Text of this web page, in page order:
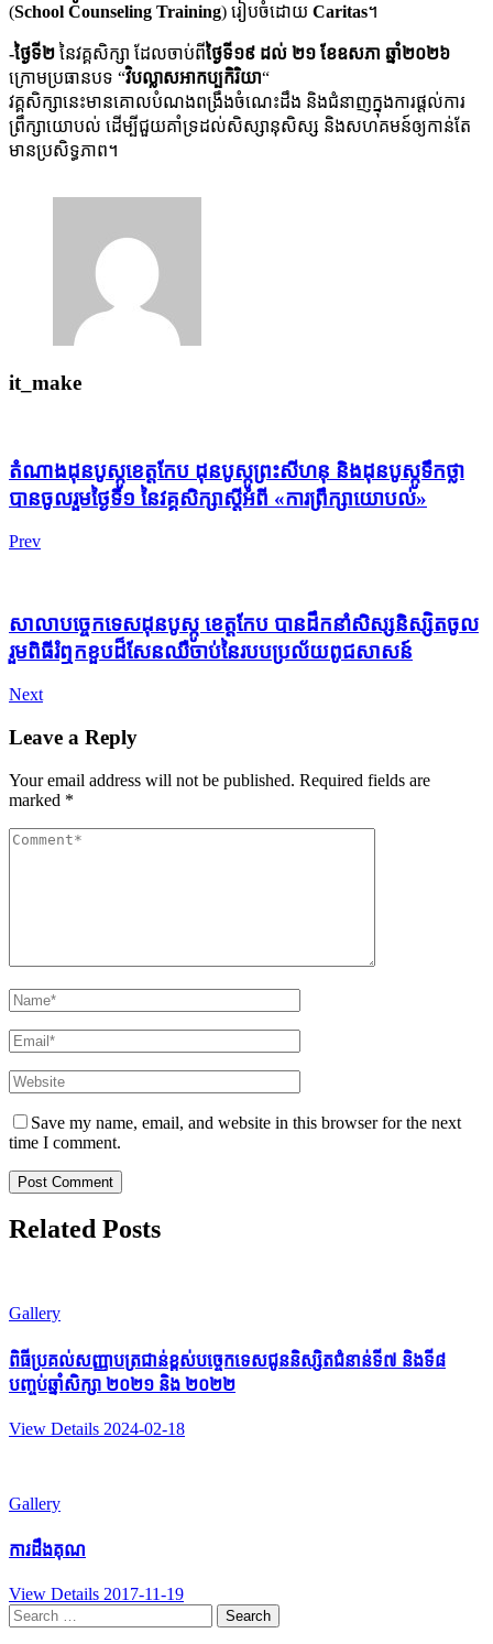
(School Counseling Training) រៀបចំដោយ Caritas។
-ថ្ងៃទី២ នៃវគ្គសិក្សា ដែលចាប់ពីថ្ងៃទី១៩ ដល់ ២១ ខែឧសភា ឆ្នាំ២០២៦
ក្រោមប្រធានបទ “វិបល្លាសអាកប្បកិរិយា“
វគ្គសិក្សានេះមានគោលបំណងពង្រឹងចំណេះដឹង និងជំនាញក្នុងការផ្តល់ការ
ព្រឹក្សាយោបល់ ដើម្បីជួយគាំទ្រដល់សិស្សានុសិស្ស និងសហគមន៍ឲ្យកាន់តែ
មានប្រសិទ្ធភាព។
it_make
តំណាងដុនបូស្កូខេត្តកែប ដុនបូស្កូព្រះសីហនុ និងដុនបូស្កូទឹកថ្លា
បានចូលរួមថ្ងៃទី១ នៃវគ្គសិក្សាស្តីអំពី «ការព្រឹក្សាយោបល់»
Prev
សាលាបច្ចេកទេសដុនបូស្កូ ខេត្តកែប បានដឹកនាំសិស្សនិស្សិតចូល
រួមពិធីរំឮកខួបដ៏សែនឈឺចាប់នៃរបបប្រល័យពូជសាសន៍
Next
Leave a Reply
Your email address will not be published. Required fields are
marked *
Comment
Name*
Email*
Website
Save my name, email, and website in this browser for the next
time I comment.
Related Posts
Gallery
ពិធីប្រគល់សញ្ញាបត្រជាន់ខ្ពស់បច្ចេកទេសជូននិស្សិតជំនាន់ទី៧ និងទី៨
បញ្ចប់ឆ្នាំសិក្សា ២០២១ និង ២០២២
View Details 2024-02-18
Gallery
ការដឹងគុណ
View Details 2017-11-19
Search
for: